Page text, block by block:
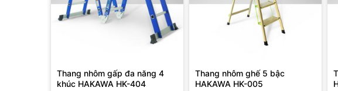
Thang nhôm gấp đa năng 4
khúc HAKAWA HK-404
Thang nhôm ghế 5 bậc
HAKAWA HK-005